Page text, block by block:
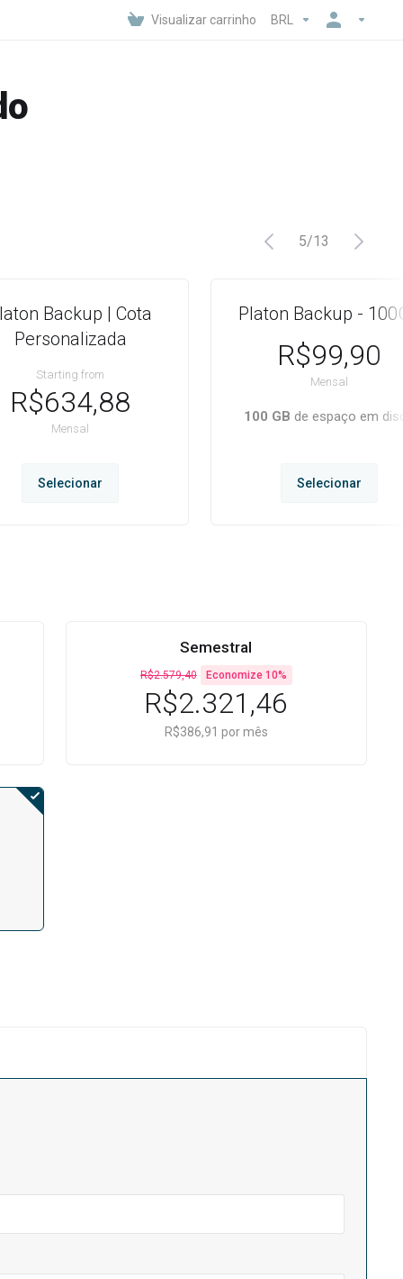
Visualizar carrinho BRL
5/13
Backup | Cota
Personalizada
Starting from
R$634,88
Mensal
Selecionar
Platon Backup -
R$99,90
Mensal
100 GB de espaço em
Selecionar
Semestral
R$2.579,40 Economize 10%
R$2.321,46
R$386,91 por mês